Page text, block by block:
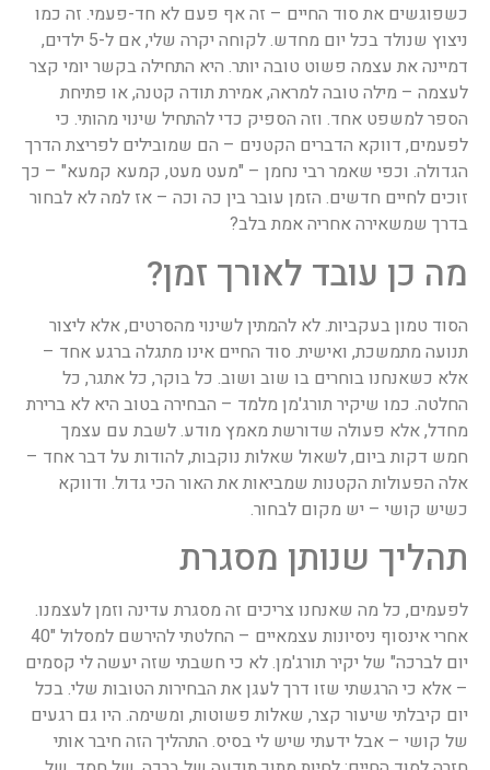
כשפוגשים את סוד החיים – זה אף פעם לא חד-פעמי. זה כמו
ניצוץ שנולד בכל יום מחדש. לקוחה יקרה שלי, אם ל-5 ילדים,
דמיינה את עצמה פשוט טובה יותר. היא התחילה בקשר יומי קצר
לעצמה – מילה טובה למראה, אמירת תודה קטנה, או פתיחת
הספר למשפט אחד. וזה הספיק כדי להתחיל שינוי מהותי. כי
לפעמים, דווקא הדברים הקטנים – הם שמובילים לפריצת הדרך
הגדולה. וכפי שאמר רבי נחמן – "מעט מעט, קמעא קמעא" – כך
זוכים לחיים חדשים. הזמן עובר בין כה וכה – אז למה לא לבחור
בדרך שמשאירה אחריה אמת בלב?
מה כן עובד לאורך זמן?
הסוד טמון בעקביות. לא להמתין לשינוי מהסרטים, אלא ליצור
תנועה מתמשכת, ואישית. סוד החיים אינו מתגלה ברגע אחד –
אלא כשאנחנו בוחרים בו שוב ושוב. כל בוקר, כל אתגר, כל
החלטה. כמו שיקיר תורג'מן מלמד – הבחירה בטוב היא לא ברירת
מחדל, אלא פעולה שדורשת מאמץ מודע. לשבת עם עצמך
חמש דקות ביום, לשאול שאלות נוקבות, להודות על דבר אחד –
אלה הפעולות הקטנות שמביאות את האור הכי גדול. ודווקא
כשיש קושי – יש מקום לבחור.
תהליך שנותן מסגרת
לפעמים, כל מה שאנחנו צריכים זה מסגרת עדינה וזמן לעצמנו.
אחרי אינסוף ניסיונות עצמאיים – החלטתי להירשם למסלול "40
יום לברכה" של יקיר תורג'מן. לא כי חשבתי שזה יעשה לי קסמים
– אלא כי הרגשתי שזו דרך לעגן את הבחירות הטובות שלי. בכל
יום קיבלתי שיעור קצר, שאלות פשוטות, ומשימה. היו גם רגעים
של קושי – אבל ידעתי שיש לי בסיס. התהליך הזה חיבר אותי